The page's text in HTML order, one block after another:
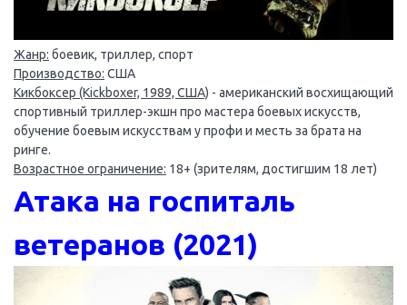
Жанр: боевик, триллер, спорт
Производство: США
Кикбоксер (Kickboxer, 1989, США) - американский восхищающий
спортивный триллер-экшн про мастера боевых искусств,
обучение боевым искусствам у профи и месть за брата на
ринге.
Возрастное ограничение: 18+ (зрителям, достигшим 18 лет)
Атака на госпиталь
ветеранов (2021)